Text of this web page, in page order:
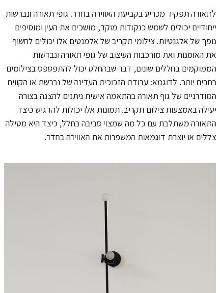
לתאורה תפקיד מכריע בקביעת האווירה בחדר. גופי תאורה ונברשות
ייחודיים יכולים לשמש כנקודות מוקד, מושכים את העין ומוסיפים
נופך של אלגנטיות. צילומי תקריב של אלמנטים אלו יכולים לחשוף
את האומנות ואת מורכבות העיצוב של גופי תאורה ונברשות
הממוקמים בחללים שונים, דבר שבהחלט יכול להתפספס בצילומים
רחבים יותר. לדוגמא: עבודת הזכוכית העדינה של נברשת או הקווים
המודרניים של גוף תאורה בהתאמה אישית ניתנים להצגה בצורה
יעילה באמצעות צילום תקריב. תמונות אלו יכולות להדגיש כיצד
התאורה משתלבת עם כל מה שמצוי סביבה בחלל, כיצד היא מטילה
צללים או יוצרת דוגמאות המשפרות את האווירה בחדר.